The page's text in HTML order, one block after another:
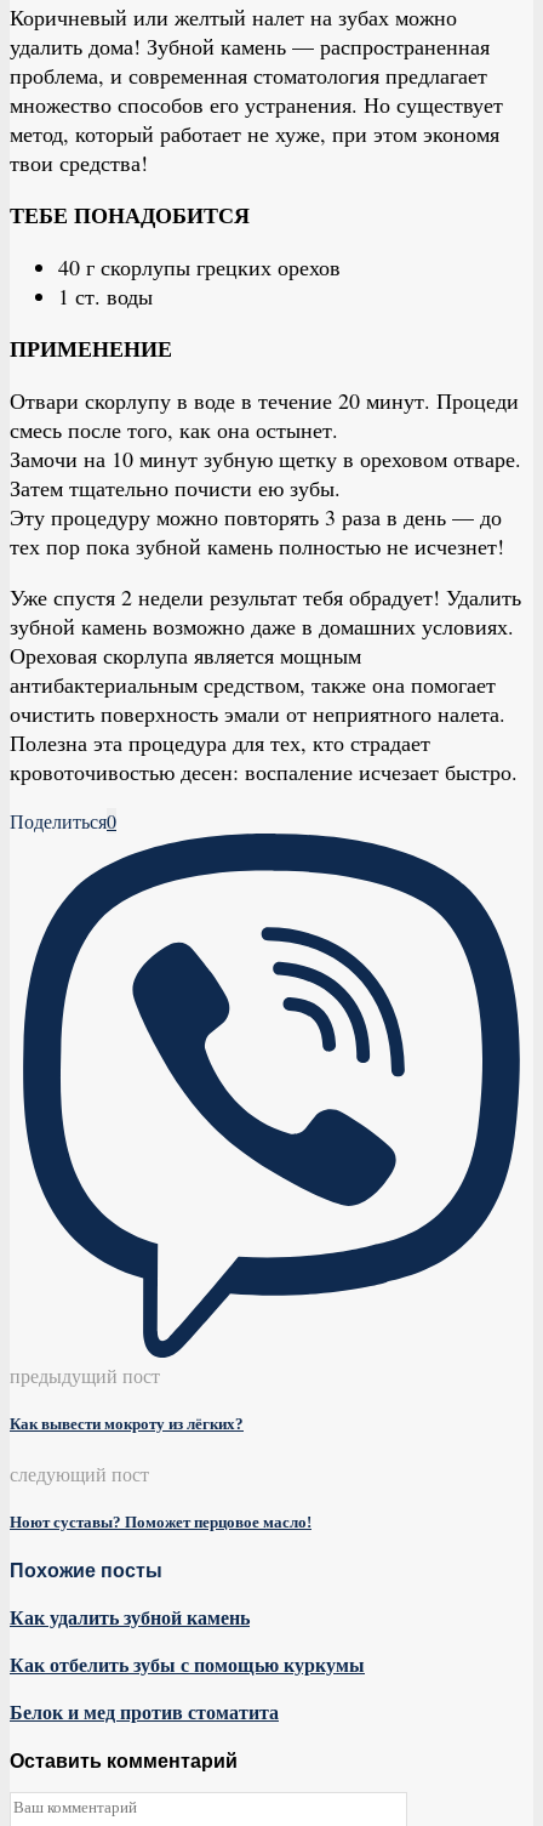
Коричневый или желтый налет на зубах можно
удалить дома! Зубной камень — распространенная
проблема, и современная стоматология предлагает
множество способов его устранения. Но существует
метод, который работает не хуже, при этом экономя
твои средства!
ТЕБЕ ПОНАДОБИТСЯ
40 г скорлупы грецких орехов
1 ст. воды
ПРИМЕНЕНИЕ
Отвари скорлупу в воде в течение 20 минут. Процеди
смесь после того, как она остынет.
Замочи на 10 минут зубную щетку в ореховом отваре.
Затем тщательно почисти ею зубы.
Эту процедуру можно повторять 3 раза в день — до
тех пор пока зубной камень полностью не исчезнет!
Уже спустя 2 недели результат тебя обрадует! Удалить
зубной камень возможно даже в домашних условиях.
Ореховая скорлупа является мощным
антибактериальным средством, также она помогает
очистить поверхность эмали от неприятного налета.
Полезна эта процедура для тех, кто страдает
кровоточивостью десен: воспаление исчезает быстро.
Поделиться0
предыдущий пост
Как вывести мокроту из лёгких?
следующий пост
Ноют суставы? Поможет перцовое масло!
Похожие посты
Как удалить зубной камень
Как отбелить зубы с помощью куркумы
Белок и мед против стоматита
Оставить комментарий